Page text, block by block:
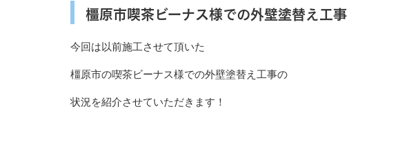
橿原市喫茶ビーナス様での外壁塗替え工事
今回は以前施工させて頂いた
橿原市の喫茶ビーナス様での外壁塗替え工事の
状況を紹介させていただきます！